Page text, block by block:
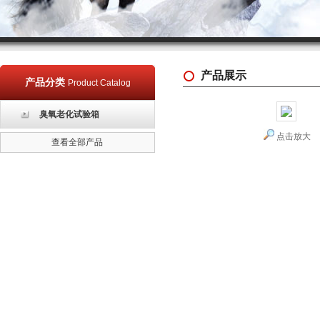
产品分类 Product Catalog
臭氧老化试验箱
查看全部产品
产品展示
点击放大